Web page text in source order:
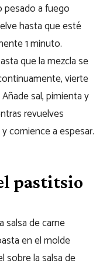
pesado a fuego
hasta que esté
1 minuto.
que la mezcla se
vierte
sal, pimienta y
revuelves
comience a espesar.
pastitsio
salsa de carne
en el molde
sobre la salsa de